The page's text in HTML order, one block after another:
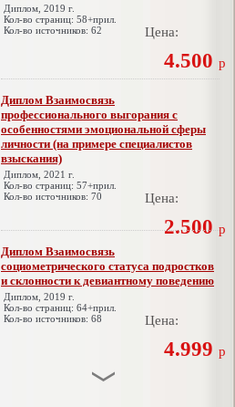
Диплом, 2019 г.
Кол-во страниц: 58+прил.
Кол-во источников: 62
Цена:
4.500 р
Диплом Взаимосвязь
профессионального выгорания с
особенностями эмоциональной сферы
личности (на примере специалистов
взыскания)
Диплом, 2021 г.
Кол-во страниц: 57+прил.
Кол-во источников: 70
Цена:
2.500 р
Диплом Взаимосвязь
социометрического статуса подростков
и склонности к девиантному поведению
Диплом, 2019 г.
Кол-во страниц: 64+прил.
Кол-во источников: 68
Цена:
4.999 р